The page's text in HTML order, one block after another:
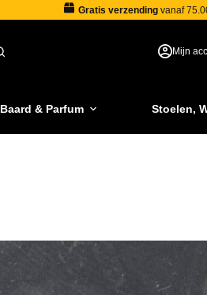
Gratis verzendingvanaf
Mijn
& Parfum Stoelen,